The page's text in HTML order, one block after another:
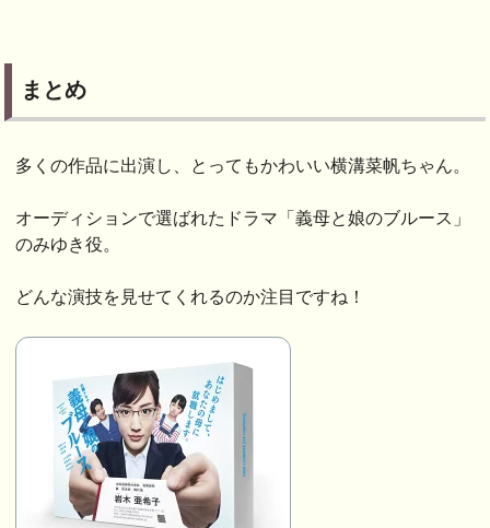
まとめ
多くの作品に出演し、とってもかわいい横溝菜帆ちゃん。
オーディションで選ばれたドラマ「義母と娘のブルース」
のみゆき役。
どんな演技を見せてくれるのか注目ですね！